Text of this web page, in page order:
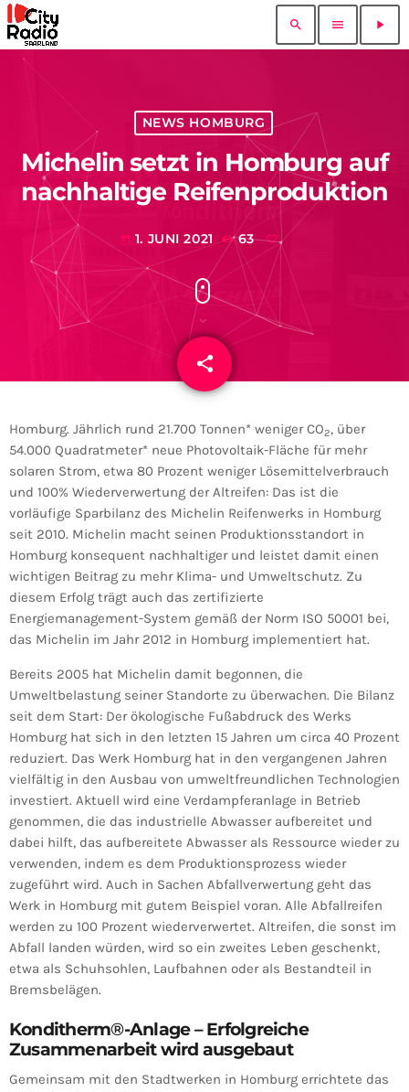
search menu play_arrow
NEWS HOMBURG
Michelin setzt in Homburg auf
nachhaltige Reifenproduktion
today 1. JUNI 2021 63
share
email
Homburg. Jährlich rund 21.700 Tonnen* weniger CO2, über
54.000 Quadratmeter* neue Photovoltaik-Fläche für mehr
solaren Strom, etwa 80 Prozent weniger Lösemittelverbrauch
und 100% Wiederverwertung der Altreifen: Das ist die
vorläufige Sparbilanz des Michelin Reifenwerks in Homburg
seit 2010. Michelin macht seinen Produktionsstandort in
Homburg konsequent nachhaltiger und leistet damit einen
wichtigen Beitrag zu mehr Klima- und Umweltschutz. Zu
diesem Erfolg trägt auch das zertifizierte
Energiemanagement-System gemäß der Norm ISO 50001 bei,
das Michelin im Jahr 2012 in Homburg implementiert hat.
Bereits 2005 hat Michelin damit begonnen, die
Umweltbelastung seiner Standorte zu überwachen. Die Bilanz
seit dem Start: Der ökologische Fußabdruck des Werks
Homburg hat sich in den letzten 15 Jahren um circa 40 Prozent
reduziert. Das Werk Homburg hat in den vergangenen Jahren
vielfältig in den Ausbau von umweltfreundlichen Technologien
investiert. Aktuell wird eine Verdampferanlage in Betrieb
genommen, die das industrielle Abwasser aufbereitet und
dabei hilft, das aufbereitete Abwasser als Ressource wieder zu
verwenden, indem es dem Produktionsprozess wieder
zugeführt wird. Auch in Sachen Abfallverwertung geht das
Werk in Homburg mit gutem Beispiel voran. Alle Abfallreifen
werden zu 100 Prozent wiederverwertet. Altreifen, die sonst im
Abfall landen würden, wird so ein zweites Leben geschenkt,
etwa als Schuhsohlen, Laufbahnen oder als Bestandteil in
Bremsbelägen.
Konditherm®-Anlage – Erfolgreiche
Zusammenarbeit wird ausgebaut
Gemeinsam mit den Stadtwerken in Homburg errichtete das